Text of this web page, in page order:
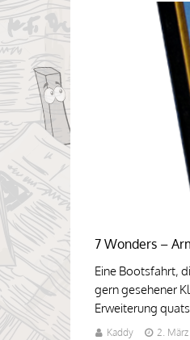
7 Wonders –
Eine Bootsfahrt,
gern gesehener
Erweiterung
Kaddy 2.